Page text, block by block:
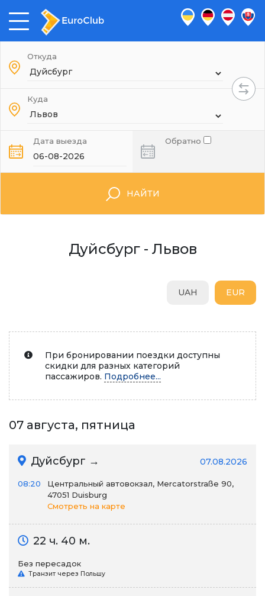
Откуда
Куда
Дата выезда Обратно
НАЙТИ
Дуйсбург - Львов
EUR
UAH
При бронировании поездки доступны
скидки для разных категорий
пассажиров. Подробнее...
07 августа, пятница
Дуйсбург → 07.08.2026
08:20
Центральный автовокзал, Mercatorstraße 90,
47051 Duisburg
Смотреть на карте
22 ч. 40 м.
Без пересадок
Транзит через Польшу